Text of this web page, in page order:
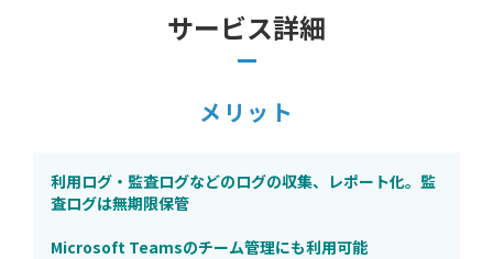
サービス詳細
メリット
利用ログ・監査ログなどのログの収集、レポート化。監
査ログは無期限保管
Microsoft Teamsのチーム管理にも利用可能